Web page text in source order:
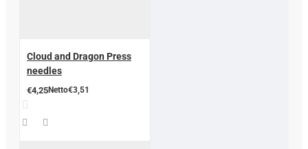
Cloud and Dragon Press
needles
€4,25Netto€3,51